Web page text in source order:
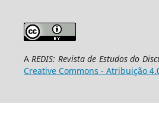
A REDIS: Revista de Estudos do
Creative Commons - Atribuição